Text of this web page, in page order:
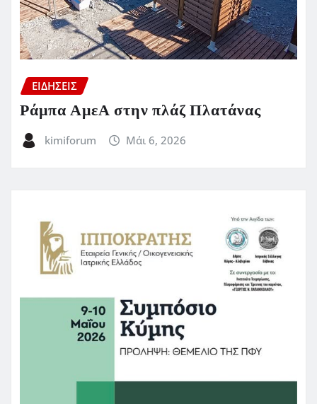
ΕΙΔΗΣΕΙΣ
Ράμπα ΑμεΑ στην πλάζ Πλατάνας
kimiforum Μάι 6, 2026